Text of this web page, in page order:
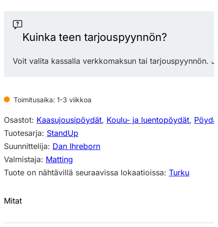
kaasujousipöytä
kapea
Kuinka teen tarjouspyynnön?
Voit valita kassalla verkkomaksun tai tarjouspyynnön.
Toimitusaika: 1-3 viikkoa
Osastot: Kaasujousipöydät, Koulu- ja luentopöydät,
Tuotesarja: StandUp
Suunnittelija: Dan Ihreborn
Valmistaja: Matting
Tuote on nähtävillä seuraavissa lokaatioissa: Turku
Mitat